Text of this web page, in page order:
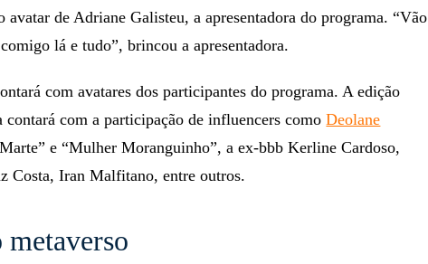
avatar de Adriane Galisteu, a apresentadora do programa. “Vão
lá e tudo”, brincou a apresentadora.
com avatares dos participantes do programa. A edição
contará com a participação de influencers comoDeolane
e “Mulher Moranguinho”, a ex-bbb Kerline Cardoso,
Costa, Iran Malfitano, entre outros.
metaverso